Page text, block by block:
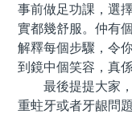
事前做足功課，選
實都幾舒服。仲有
解釋每個步驟，令
到鏡中個笑容，真
最後提提大家，
重蛀牙或者牙龈問